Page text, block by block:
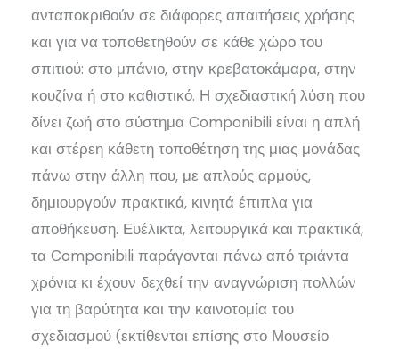
ανταποκριθούν σε διάφορες απαιτήσεις χρήσης
και για να τοποθετηθούν σε κάθε χώρο του
σπιτιού: στο μπάνιο, στην κρεβατοκάμαρα, στην
κουζίνα ή στο καθιστικό. Η σχεδιαστική λύση που
δίνει ζωή στο σύστημα Componibili είναι η απλή
και στέρεη κάθετη τοποθέτηση της μιας μονάδας
πάνω στην άλλη που, με απλούς αρμούς,
δημιουργούν πρακτικά, κινητά έπιπλα για
αποθήκευση. Ευέλικτα, λειτουργικά και πρακτικά,
τα Componibili παράγονται πάνω από τριάντα
χρόνια κι έχουν δεχθεί την αναγνώριση πολλών
για τη βαρύτητα και την καινοτομία του
σχεδιασμού (εκτίθενται επίσης στο Μουσείο